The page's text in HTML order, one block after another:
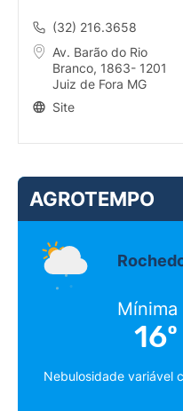
(32) 216.3658
Av. Barão do Rio
Branco, 1863- 1201
Juiz de Fora MG
Site
AGROTEMPO
Mínima
16º
Nebulosidade variável